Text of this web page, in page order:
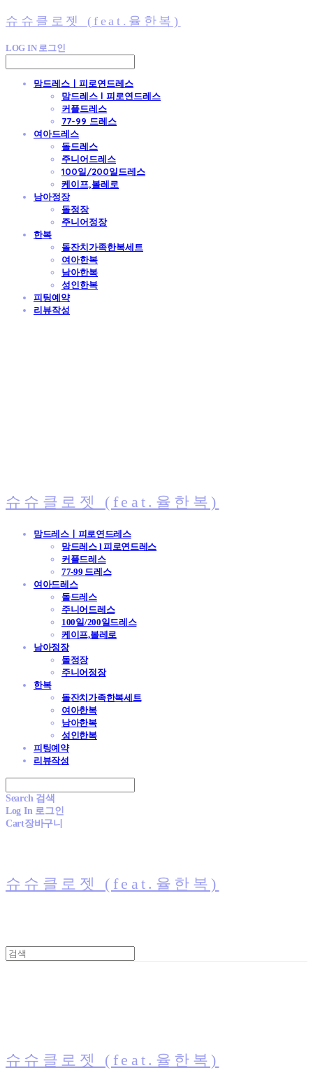
슈슈클로젯 (feat.율한복)
LOG IN 로그인
맘드레스ㅣ피로연드레스
맘드레스 l 피로연드레스
커플드레스
77-99 드레스
여아드레스
돌드레스
주니어드레스
100일/200일드레스
케이프,볼레로
남아정장
돌정장
주니어정장
한복
돌잔치가족한복세트
여아한복
남아한복
성인한복
피팅예약
리뷰작성
슈슈클로젯 (feat.율한복)
맘드레스ㅣ피로연드레스
맘드레스 l 피로연드레스
커플드레스
77-99 드레스
여아드레스
돌드레스
주니어드레스
100일/200일드레스
케이프,볼레로
남아정장
돌정장
주니어정장
한복
돌잔치가족한복세트
여아한복
남아한복
성인한복
피팅예약
리뷰작성
Search 검색
Log In 로그인
Cart장바구니
슈슈클로젯 (feat.율한복)
슈슈클로젯 (feat.율한복)